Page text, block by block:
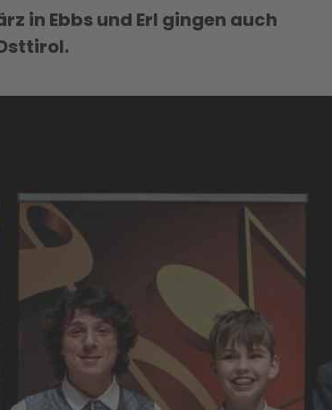
in Ebbs und Erl gingen auch